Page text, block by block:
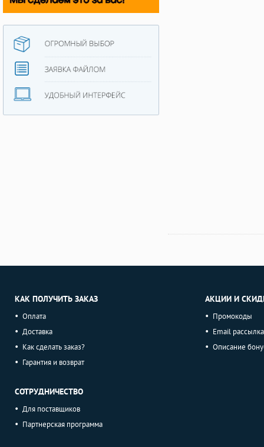
КАК ПОЛУЧИТЬ ЗАКАЗ
Оплата
Доставка
Как сделать заказ?
Гарантия и возврат
СОТРУДНИЧЕСТВО
Для поставщиков
Партнерская программа
АКЦИИ И
Промокоды
Email рассылка
Описание